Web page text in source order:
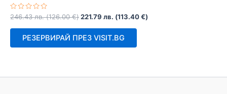
Оценено
с
0
246.43лв. (126.00€)221.79 лв. (113.40€)
РЕЗЕРВИРАЙ ПРЕЗ VISIT.BG